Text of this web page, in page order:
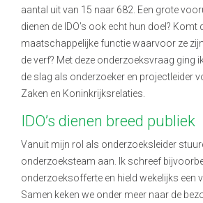
aantal uit van 15 naar 682. Een grote
dienen de IDO’s ook echt hun doel? Komt
maatschappelijke functie waarvoor ze
de verf? Met deze onderzoeksvraag ging
de slag als onderzoeker en projectleider
Zaken en Koninkrijksrelaties.
IDO’s dienen breed publiek
Vanuit mijn rol als onderzoeksleider
onderzoeksteam aan. Ik schreef
onderzoeksofferte en hield wekelijks een
Samen keken we onder meer naar de